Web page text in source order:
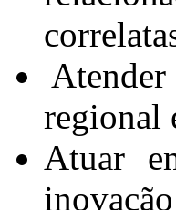
regional
Atuar